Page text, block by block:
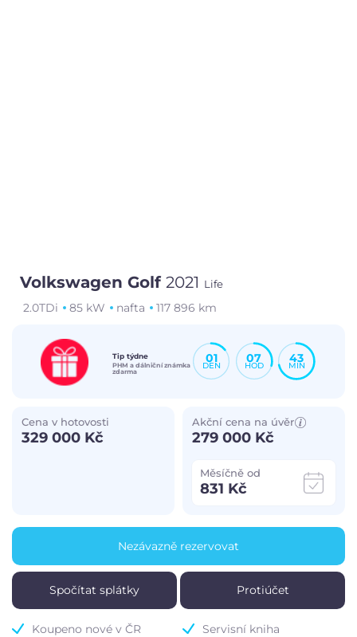
Volkswagen Golf2021 Life
2.0TDi 85 kW nafta 117 896 km
Koupeno nové v ČR Servisní kniha
Tip týdne
PHM a dálniční známka
zdarma
01
DEN
07
HOD
43
MIN
Měsíčně od
831 Kč
Akční cena na úvěr
279 000 Kč
Cena v hotovosti
329 000 Kč
Spočítat splátky Protiúčet
Nezávazně rezervovat